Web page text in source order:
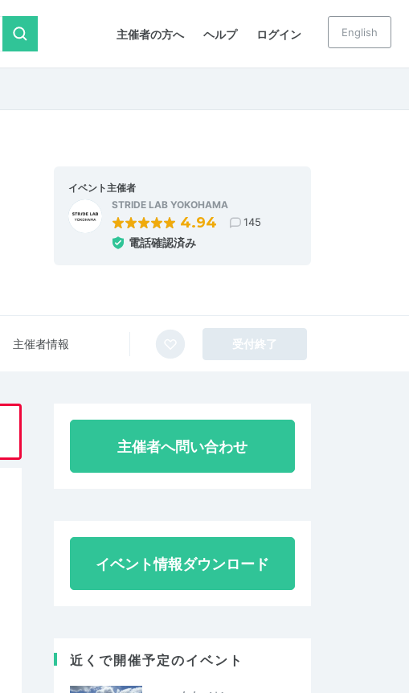
主催者の方へ ヘルプ ログイン English
イベント主催者
STRIDE LAB YOKOHAMA
4.94 145
電話確認済み
主催者情報 受付終了
主催者へ問い合わせ
イベント情報ダウンロード
近くで開催予定のイベント